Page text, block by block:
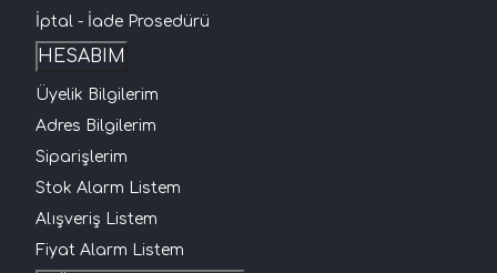
İptal - İade Prosedürü
HESABIM
Üyelik Bilgilerim
Adres Bilgilerim
Siparişlerim
Stok Alarm Listem
Alışveriş Listem
Fiyat Alarm Listem